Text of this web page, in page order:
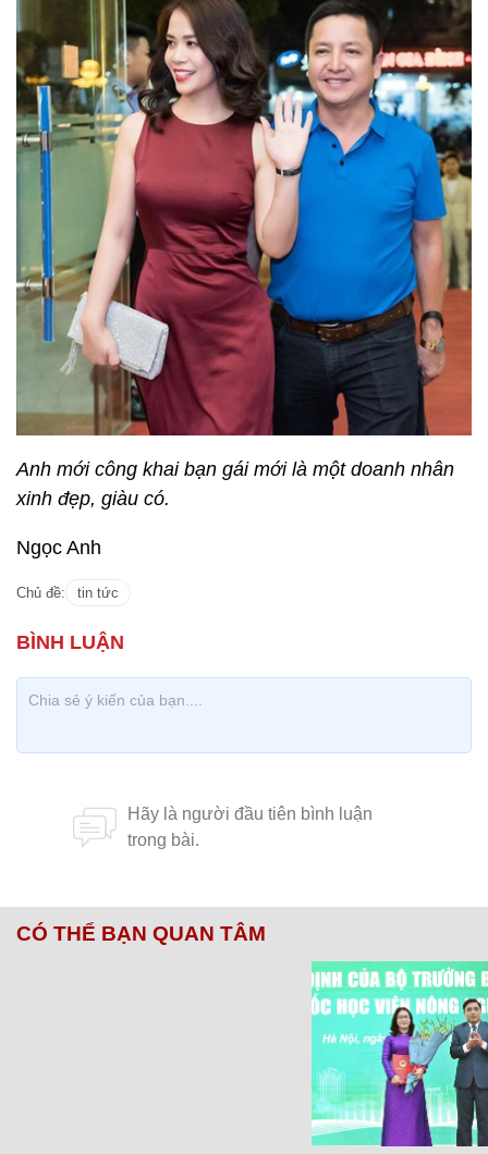
Anh mới công khai bạn gái mới là một doanh nhân
xinh đẹp, giàu có.
Ngọc Anh
Chủ đề: tin tức
CÓ THỂ BẠN QUAN TÂM